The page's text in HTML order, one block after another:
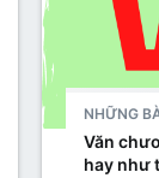
NHỮNG
Văn
hay như